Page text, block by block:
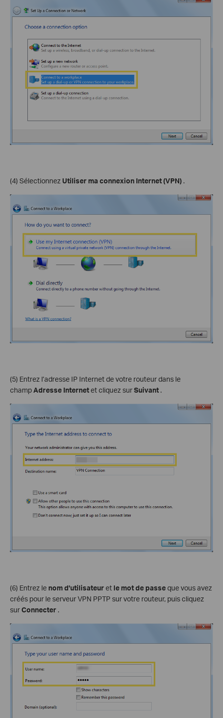
(4) Sélectionnez Utiliser ma connexion Internet (VPN) .
(5) Entrez l’adresse IP Internet de votre routeur dans le
champAdresse Internetet cliquez surSuivant .
(6) Entrez le nom d'utilisateuret le mot de passeque vous avez
créés pour le serveur VPN PPTP sur votre routeur, puis cliquez
surConnecter .